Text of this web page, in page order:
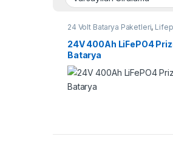
24 Volt Batarya Paketleri,
24V 400Ah LiFePO4
Batarya